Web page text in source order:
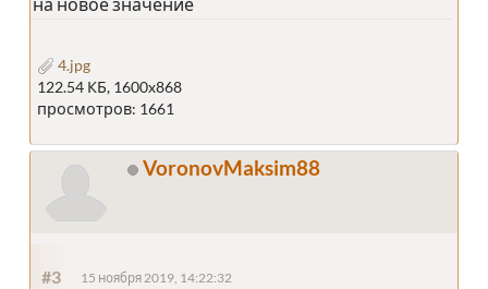
4.jpg
122.54 КБ, 1600x868
просмотров: 1661
VoronovMaksim88
#3 15 ноября 2019, 14:22:32